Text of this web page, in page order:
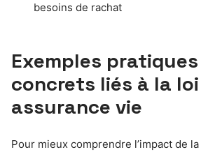
besoins de rachat
Exemples
concrets liés à la
assurance vie
Pour mieux comprendre l’impact de